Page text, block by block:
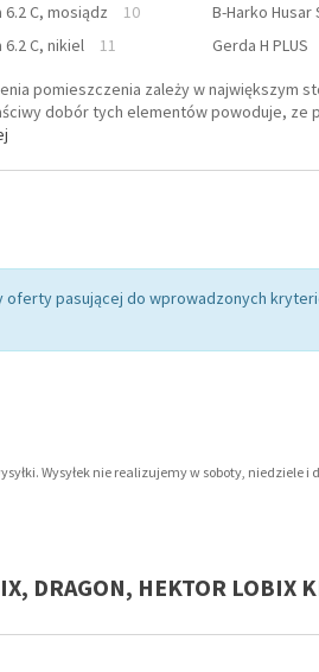
6.2 C, mosiądz
10
6.2 C, nikiel
11
B-Harko Husar
Gerda H PLUS
pomieszczenia zależy w największym
dobór tych elementów powoduje,
oferty pasującej do wprowadzonych
Wysyłek nie realizujemy w soboty,
DRAGON, HEKTOR LOBIX